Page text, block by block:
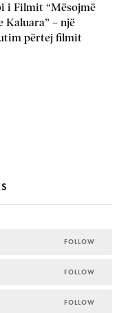
i Filmit “Mësojmë
Kaluara” – një
përtej filmit
FOLLOW
FOLLOW
FOLLOW